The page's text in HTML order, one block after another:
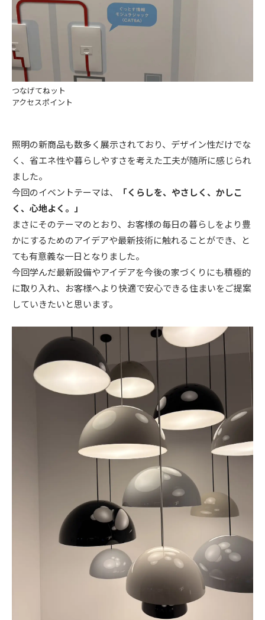
つなげてねット
アクセスポイント
照明の新商品も数多く展示されており、デザイン性だけでな
く、省エネ性や暮らしやすさを考えた工夫が随所に感じられ
ました。
今回のイベントテーマは、
「くらしを、やさしく、かしこ
く、心地よく。」
まさにそのテーマのとおり、お客様の毎日の暮らしをより豊
かにするためのアイデアや最新技術に触れることができ、と
ても有意義な一日となりました。
今回学んだ最新設備やアイデアを今後の家づくりにも積極的
に取り入れ、お客様へより快適で安心できる住まいをご提案
していきたいと思います。